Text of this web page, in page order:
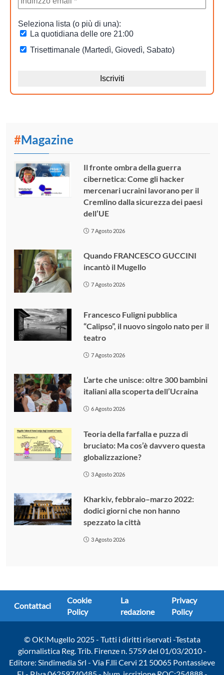
#Magazine
Il fronte ombra della guerra
cibernetica: Come gli hacker
mercenari ucraini lavorano per il
Cremlino dalla sicurezza dei paesi
dell’UE
7 Agosto 2026
Quando FRANCESCO GUCCINI
incantò il Mugello
7 Agosto 2026
Francesco Fuligni pubblica
“Calipso”, il nuovo singolo nato per il
teatro
7 Agosto 2026
L’arte che unisce: oltre 300 bambini
italiani alla scoperta dell’Ucraina
6 Agosto 2026
Teoria della farfalla e puzza di
bruciato: Ma cos’è davvero questa
globalizzazione?
3 Agosto 2026
Kharkiv, febbraio–marzo 2022:
dodici giorni che non hanno
spezzato la città
3 Agosto 2026
Contattaci
Cookie
Policy
La
redazione
Privacy
Policy
© OK!Mugello 2025 - Tutti i diritti riservati -Testata
giornalistica Reg. Trib. Firenze n. 5759 del 01/03/2010 -
Editore: Sindimedia Srl - Via F.lli Cervi 21 50065 Pontassieve